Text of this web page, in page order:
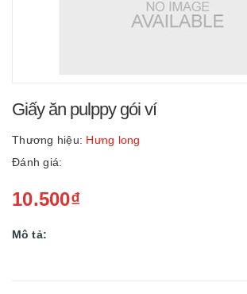
Giấy ăn pulppy gói ví
Thương hiệu: Hưng long
Đánh giá:
10.500₫
Mô tả: